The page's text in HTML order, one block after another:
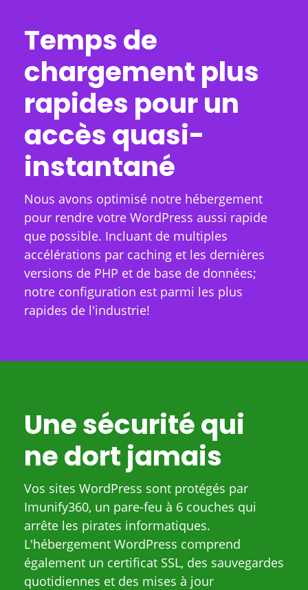
Temps de
chargement plus
rapides pour un
accès quasi-
instantané
Nous avons optimisé notre hébergement
pour rendre votre WordPress aussi rapide
que possible. Incluant de multiples
accélérations par caching et les dernières
versions de PHP et de base de données;
notre configuration est parmi les plus
rapides de l'industrie!
Une sécurité qui
ne dort jamais
Vos sites WordPress sont protégés par
Imunify360, un pare-feu à 6 couches qui
arrête les pirates informatiques.
L'hébergement WordPress comprend
également un certificat SSL, des sauvegardes
quotidiennes et des mises à jour